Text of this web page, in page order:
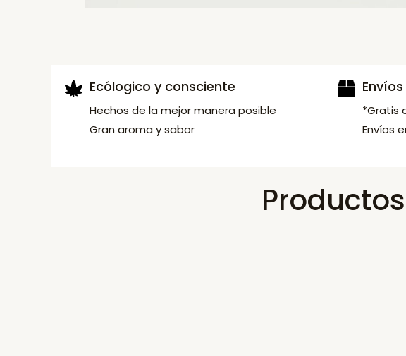
Ecólogico y consciente
Hechos de la mejor manera posible
Gran aroma y sabor
*Gratis
Envíos